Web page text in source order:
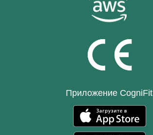
Приложение CogniFit